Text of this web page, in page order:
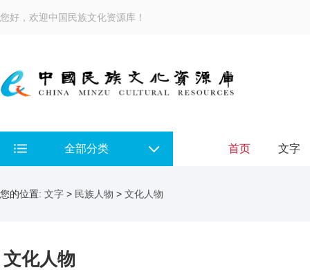
您好，欢迎中国民族文化资源库！
全部分类 首页 文字
您的位置: 文字 > 民族人物 > 文化人物
文化人物